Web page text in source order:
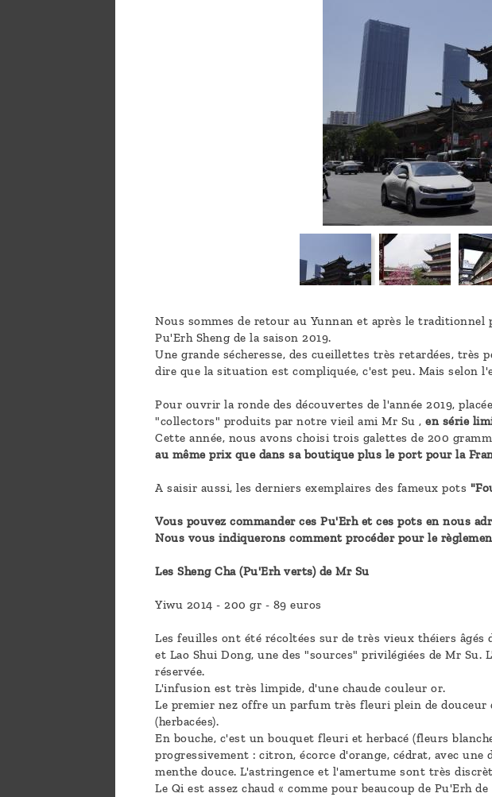
Nous sommes de retour au Yunnan et après le
Pu'Erh Sheng de la saison 2019.
Une grande sécheresse, des cueillettes très retardées, très
dire que la situation est compliquée, c'est peu. Mais selon
Pour ouvrir la ronde des découvertes de l'année 2019,
"collectors" produits par notre vieil ami Mr Su , en série
Cette année, nous avons choisi trois galettes de 200
au même prix que dans sa boutique plus le port pour la
A saisir aussi, les derniers exemplaires des fameux pots
Vous pouvez commander ces Pu'Erh et ces pots en nous
Nous vous indiquerons comment procéder pour le
Les Sheng Cha (Pu'Erh verts) de Mr Su
Yiwu 2014 - 200 gr - 89 euros
Les feuilles ont été récoltées sur de très vieux théiers
et Lao Shui Dong, une des "sources" privilégiées de Mr
réservée.
L'infusion est très limpide, d'une chaude couleur or.
Le premier nez offre un parfum très fleuri plein de
(herbacées).
En bouche, c'est un bouquet fleuri et herbacé (fleurs
progressivement : citron, écorce d'orange, cédrat, avec
menthe douce. L'astringence et l'amertume sont très
Le Qi est assez chaud « comme pour beaucoup de Pu'Erh